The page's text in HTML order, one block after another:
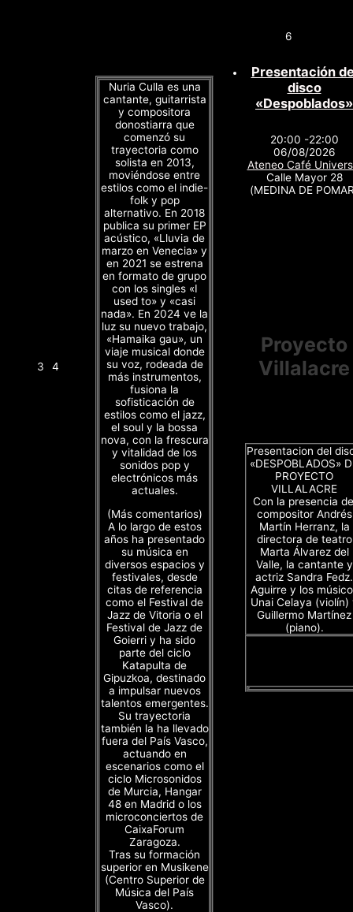
3 4
Nuria Culla es una
cantante, guitarrista
y compositora
donostiarra que
comenzó su
trayectoria como
solista en 2013,
moviéndose entre
estilos como el indie-
folk y pop
alternativo. En 2018
publica su primer EP
acústico, «Lluvia de
marzo en Venecia» y
en 2021 se estrena
en formato de grupo
con los singles «I
used to» y «casi
nada». En 2024 ve la
luz su nuevo trabajo,
«Hamaika gau», un
viaje musical donde
su voz, rodeada de
más instrumentos,
fusiona la
sofisticación de
estilos como el jazz,
el soul y la bossa
nova, con la frescura
y vitalidad de los
sonidos pop y
electrónicos más
actuales.
(Más comentarios)
A lo largo de estos
años ha presentado
su música en
diversos espacios y
festivales, desde
citas de referencia
como el Festival de
Jazz de Vitoria o el
Festival de Jazz de
Goierri y ha sido
parte del ciclo
Katapulta de
Gipuzkoa, destinado
a impulsar nuevos
talentos emergentes.
Su trayectoria
también la ha llevado
fuera del País Vasco,
actuando en
escenarios como el
ciclo Microsonidos
de Murcia, Hangar
48 en Madrid o los
microconciertos de
CaixaForum
Zaragoza.
Tras su formación
superior en Musikene
(Centro Superior de
Música del País
Vasco).
6
Presentación
disco
«Despoblados»
20:00 -22:00
06/08/2026
Ateneo Café
Calle Mayor 28
(MEDINA DE
Proyecto
Villalacre
Presentacion del
«DESPOBLADOS»
PROYECTO
VILLALACRE
Con la presencia
compositor Andrés
Martín Herranz, la
directora de teatro
Marta Álvarez del
Valle, la cantante y
actriz Sandra Fedz.
Aguirre y los
Unai Celaya (violín)
Guillermo Martínez
(piano).